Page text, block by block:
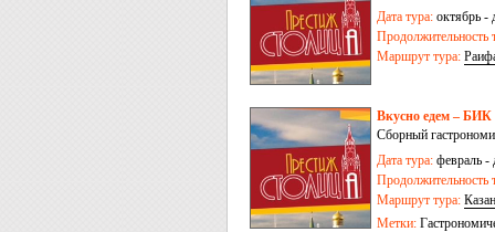
Дата тура: октябрь -
Продолжительность
Маршрут тура:
Вкусно едем –
Сборный
Дата тура: февраль -
Продолжительность
Маршрут тура:
Метки: